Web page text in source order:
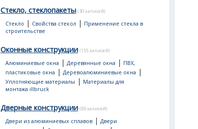
Стекло, стеклопакеты (30 записей)
Стекло | Свойства стекол | Применение стекла в
строительстве
Оконные конструкции (155 записей)
Алюминиевые окна | Деревянные окна | ПВХ,
пластиковые окна | Деревоалюминиевые окна |
Уплотняющие материалы | Материалы для
монтажа illbruck
Дверные конструкции (89 записей)
Двери из алюминиевых сплавов| Двери